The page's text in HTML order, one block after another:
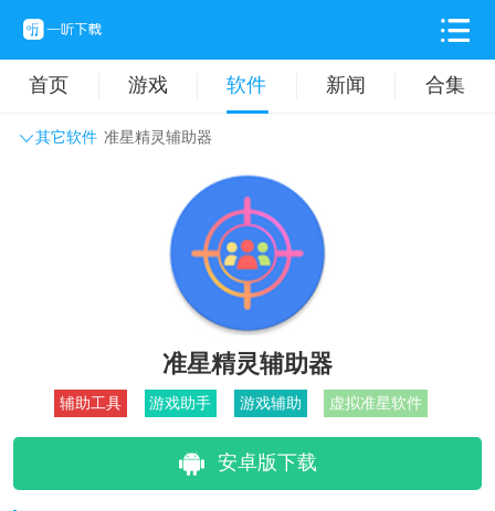
首页 游戏 软件 新闻 合集
其它软件 准星精灵辅助器
主题壁纸 旅游出行
拍摄美化 时尚购物
准星精灵辅助器
辅助工具 游戏助手 游戏辅助 虚拟准星软件
安卓版下载